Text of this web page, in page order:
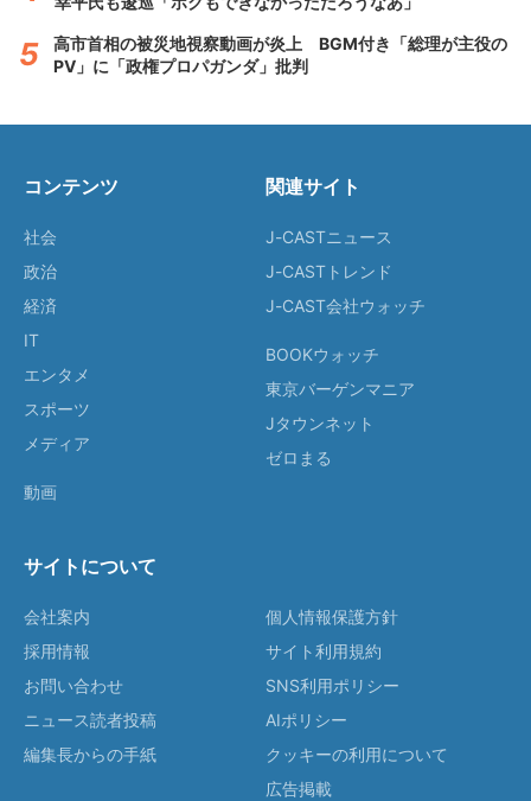
高市首相の被災地視察動画が炎上 BGM付き「総理が主役の
PV」に「政権プロパガンダ」批判
コンテンツ
社会
政治
経済
IT
エンタメ
スポーツ
メディア
動画
関連サイト
J-CASTニュース
J-CASTトレンド
J-CAST会社ウォッチ
BOOKウォッチ
東京バーゲンマニア
Jタウンネット
ゼロまる
サイトについて
会社案内
採用情報
お問い合わせ
ニュース読者投稿
編集長からの手紙
個人情報保護方針
サイト利用規約
SNS利用ポリシー
AIポリシー
クッキーの利用について
広告掲載